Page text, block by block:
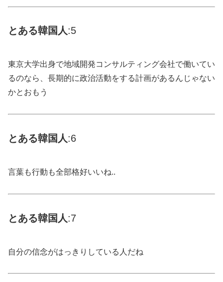
とある韓国 人:5
東京大学出身で地域開発コンサルティング会社で働いてい
るのなら、長期的に政治活動をする計画があるんじゃない
かとおもう
とある韓国 人:6
言葉も行動も全部格好いいね..
とある韓国 人:7
自分の信念がはっきりしている人だね